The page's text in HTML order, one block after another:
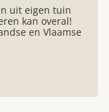
uit eigen tuin
kan overal!
en Vlaamse